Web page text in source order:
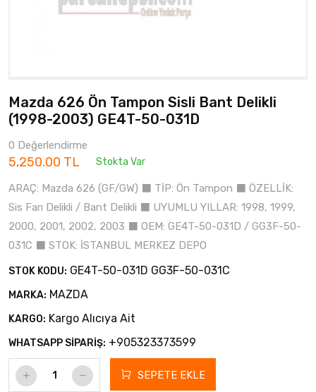
Mazda 626 Ön Tampon Sisli Bant Delikli
(1998-2003) GE4T-50-031D
0 Değerlendirme
5,250.00 TL Stokta Var
ARAÇ: Mazda 626 (GF/GW) ⬛ TİP: Ön Tampon ⬛ ÖZELLİK:
Sis Farı Delikli / Bant Delikli ⬛ UYUMLU YILLAR: 1998, 1999,
2000, 2001, 2002, 2003 ⬛ OEM: GE4T-50-031D / GG3F-50-
031C ⬛ STOK: İSTANBUL MERKEZ DEPO
STOK KODU: GE4T-50-031D GG3F-50-031C
MARKA: MAZDA
KARGO: Kargo Alıcıya Ait
WHATSAPP SİPARİŞ: +905323373599
SEPETE EKLE